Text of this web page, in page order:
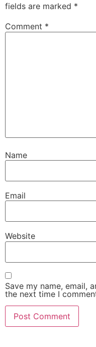
fields are marked *
Comment *
Name
Email
Website
Save my name, email,
the next time I